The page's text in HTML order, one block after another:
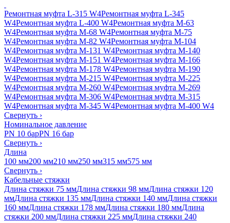
Ремонтная муфта L-315 W4Ремонтная муфта L-345
W4Ремонтная муфта L-400 W4Ремонтная муфта M-63
W4Ремонтная муфта M-68 W4Ремонтная муфта M-75
W4Ремонтная муфта M-82 W4Ремонтная муфта M-104
W4Ремонтная муфта M-131 W4Ремонтная муфта M-140
W4Ремонтная муфта M-151 W4Ремонтная муфта M-166
W4Ремонтная муфта M-178 W4Ремонтная муфта M-190
W4Ремонтная муфта M-215 W4Ремонтная муфта M-225
W4Ремонтная муфта M-260 W4Ремонтная муфта M-269
W4Ремонтная муфта M-306 W4Ремонтная муфта M-315
W4Ремонтная муфта M-345 W4Ремонтная муфта M-400 W4
Свернуть ›
Номинальное давление
PN 10 барPN 16 бар
Свернуть ›
Длина
100 мм200 мм210 мм250 мм315 мм575 мм
Свернуть ›
Кабельные стяжки
Длина стяжки 75 ммДлина стяжки 98 ммДлина стяжки 120
ммДлина стяжки 135 ммДлина стяжки 140 ммДлина стяжки
160 ммДлина стяжки 178 ммДлина стяжки 180 ммДлина
стяжки 200 ммДлина стяжки 225 ммДлина стяжки 240